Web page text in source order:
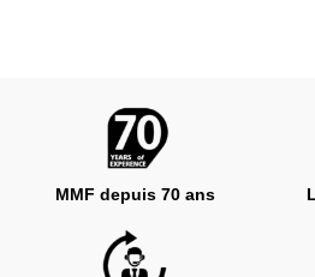
MMF depuis 70 ans